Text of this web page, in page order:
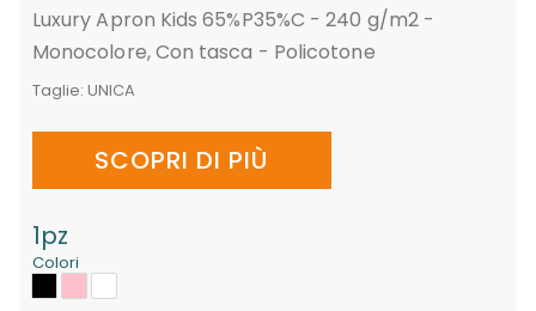
Luxury Apron Kids 65%P35%C - 240 g/m2 -
Monocolore, Con tasca - Policotone
Taglie: UNICA
SCOPRI DI PIÙ
1pz
Colori